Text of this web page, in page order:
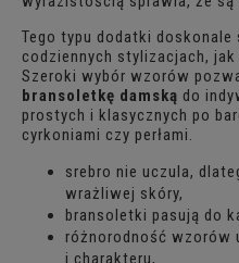
Tego typu dodatki
codziennych stylizacjach,
Szeroki wybór wzorów
bransoletkę damską do
prostych i klasycznych po
cyrkoniami czy perłami.
srebro nie uczula,
wrażliwej skóry,
bransoletki pasują do
różnorodność wzorów
i charakteru,